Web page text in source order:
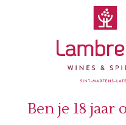
en fluweelzacht.
om nog vele
millésime des
🎖️ 90-91/100 R.
Druivensoort
Ben je 18 jaar